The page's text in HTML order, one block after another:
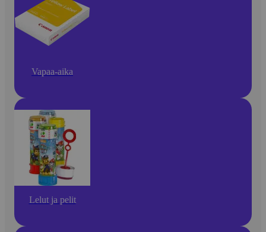
Vapaa-aika
Lelut ja pelit